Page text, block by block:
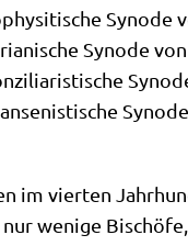
Syn­ode
Syn­ode
im vier­ten
weni­ge